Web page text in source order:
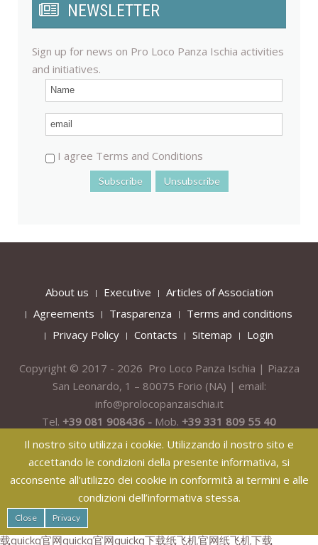
NEWSLETTER
Sign up for news on Pro Loco Panza Ischia activities
and initiatives.
I agree Terms and Conditions
About us Executive
Articles of Association
Agreements
Trasparenza
Terms and conditions
Privacy Policy
Contacts Sitemap Login
Copyright © 2017 - 2026 Pro Loco Panza Ischia | Piazza
San Leonardo, 1 – 80075 Forio (NA) | email:
info@prolocopanzaischia.it
Tel. +39 081 908436 - Mob. +39 331 809 55 40
Il nostro sito utilizza i cookie. Utilizzando il nostro sito e
accettando le condizioni della presente informativa, si
acconsente all'utilizzo dei cookie in conformità ai termini e alle
condizioni dell’informativa stessa.
Close Privacy
纸飞机下载纸飞机官网纸飞机官网下载纸飞机下载safew官网
safew下载
safew官网下载
载quickq官网quickq官网quickq下载纸飞机官网纸飞机下载